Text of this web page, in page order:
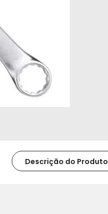
Descrição do Produto